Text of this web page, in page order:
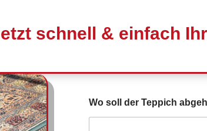
schnell & einfach
Wo soll der Teppich